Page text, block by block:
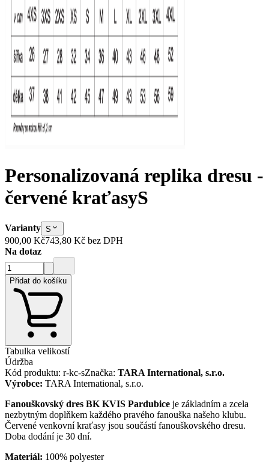
Personalizovaná replika dresu -
červené kraťasyS
Varianty S
900,00 Kč743,80 Kč bez DPH
Na dotaz
Přidat do košíku
Tabulka velikostí
Údržba
Kód produktu: r-kc-sZnačka: TARA International, s.r.o.
Výrobce: TARA International, s.r.o.
Fanouškovský dres BK KVIS Pardubice je základním a zcela
nezbytným doplňkem každého pravého fanouška našeho klubu.
Červené venkovní kraťasy jsou součástí fanouškovského dresu.
Doba dodání je 30 dní.
Materiál: 100% polyester